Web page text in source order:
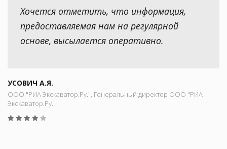
Хочется отметить, что информация,
предоставляемая нам на регулярной
основе, высылается оперативно.
УСОВИЧ А.Я.
ООО "РИА Экскаватор.Ру.", Генеральный директор ООО "РИА
Экскаватор.Ру."